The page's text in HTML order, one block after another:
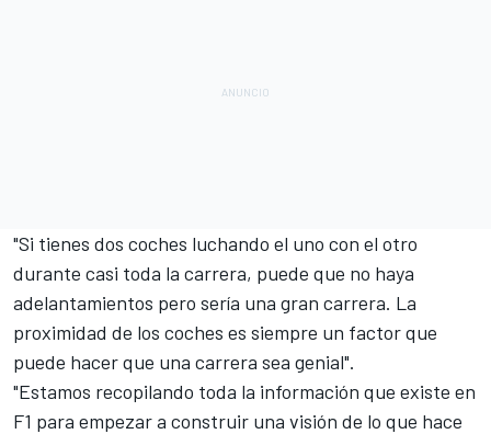
"Si tienes dos coches luchando el uno con el otro
durante casi toda la carrera, puede que no haya
adelantamientos pero sería una gran carrera. La
proximidad de los coches es siempre un factor que
puede hacer que una carrera sea genial".
"Estamos recopilando toda la información que existe en
F1 para empezar a construir una visión de lo que hace